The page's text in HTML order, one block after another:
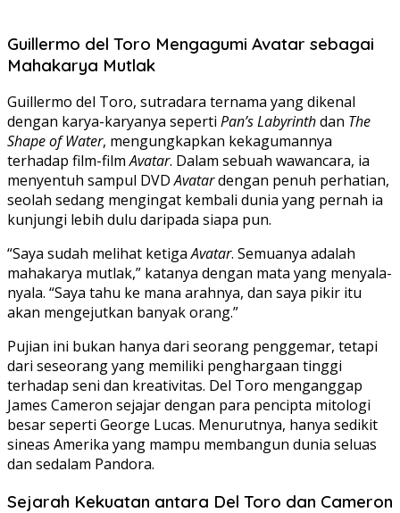
Guillermo del Toro Mengagumi Avatar sebagai
Mahakarya Mutlak
Guillermo del Toro, sutradara ternama yang dikenal
dengan karya-karyanya seperti Pan’s Labyrinthdan The
Shape of Water, mengungkapkan kekagumannya
terhadap film-filmAvatar. Dalam sebuah wawancara, ia
menyentuh sampul DVDAvatardengan penuh perhatian,
seolah sedang mengingat kembali dunia yang pernah ia
kunjungi lebih dulu daripada siapa pun.
“Saya sudah melihat ketigaAvatar. Semuanya adalah
mahakarya mutlak,” katanya dengan mata yang menyala-
nyala. “Saya tahu ke mana arahnya, dan saya pikir itu
akan mengejutkan banyak orang.”
Pujian ini bukan hanya dari seorang penggemar, tetapi
dari seseorang yang memiliki penghargaan tinggi
terhadap seni dan kreativitas. Del Toro menganggap
James Cameron sejajar dengan para pencipta mitologi
besar seperti George Lucas. Menurutnya, hanya sedikit
sineas Amerika yang mampu membangun dunia seluas
dan sedalam Pandora.
Sejarah Kekuatan antara Del Toro dan Cameron